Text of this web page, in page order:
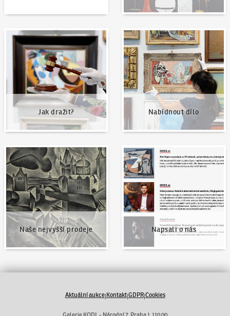
Jak dražit?
Jak dražit?
Nabídnout dílo
Nabídnout dílo
Naše nejvyšší prodeje
Naše nejvyšší prodeje
Napsali o nás
Napsali o nás
Aktuální aukce|Kontakt|GDPR|Cookies